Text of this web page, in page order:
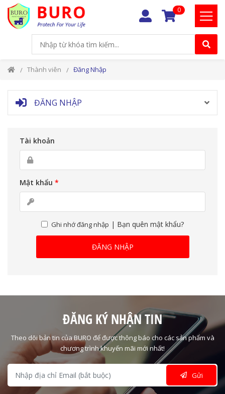
0
Thành viên Đăng Nhập
ĐĂNG NHẬP
Tài khoản
Mật khẩu *
Ghi nhớ đăng nhập | Bạn quên mật khẩu?
ĐĂNG NHẬP
ĐĂNG KÝ NHẬN TIN
Theo dõi bản tin của BURO để được thông báo cho các sản phẩm và
chương trình khuyến mãi mới nhất!
Gửi